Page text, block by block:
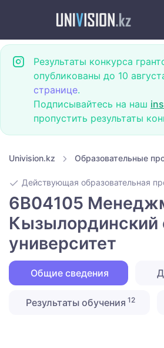
Результаты конкурса
опубликованы до 10
странице.
Подписывайтесь на наш
пропустить результаты
Univision.kz Образовательные
Действующая образовательная
6B04105
Кызылординский
университет
Общие сведения
Результаты обучения 12